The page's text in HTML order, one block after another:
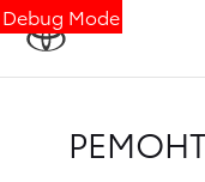
Debug Mode
РЕМОНТ